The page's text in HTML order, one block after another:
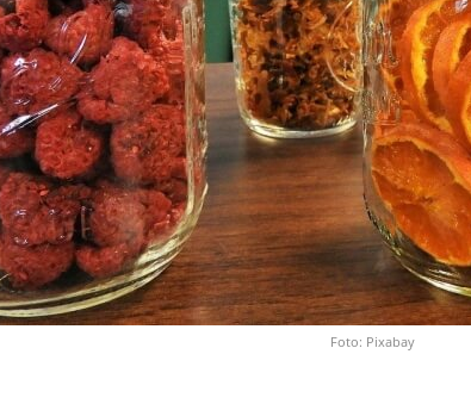
Foto: Pixabay